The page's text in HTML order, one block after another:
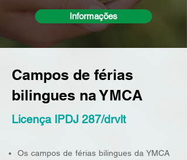
Informações
Campos de férias
bilingues na YMCA
Licença IPDJ 287/drvlt
Os campos de férias bilingues da YMCA